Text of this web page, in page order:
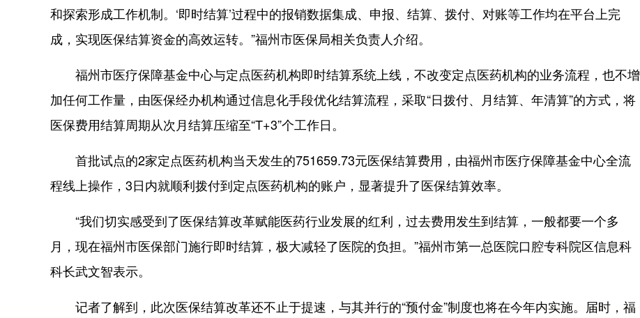
和探索形成工作机制。‘即时结算’过程中的报销数据集成、申报、结算、拨付、对账等工作均在平台上完
成，实现医保结算资金的高效运转。”福州市医保局相关负责人介绍。
福州市医疗保障基金中心与定点医药机构即时结算系统上线，不改变定点医药机构的业务流程，也不增
加任何工作量，由医保经办机构通过信息化手段优化结算流程，采取“日拨付、月结算、年清算”的方式，将
医保费用结算周期从次月结算压缩至“T+3”个工作日。
首批试点的2家定点医药机构当天发生的751659.73元医保结算费用，由福州市医疗保障基金中心全流
程线上操作，3日内就顺利拨付到定点医药机构的账户，显著提升了医保结算效率。
“我们切实感受到了医保结算改革赋能医药行业发展的红利，过去费用发生到结算，一般都要一个多
月，现在福州市医保部门施行即时结算，极大减轻了医院的负担。”福州市第一总医院口腔专科院区信息科
科长武文智表示。
记者了解到，此次医保结算改革还不止于提速，与其并行的“预付金”制度也将在今年内实施。届时，福